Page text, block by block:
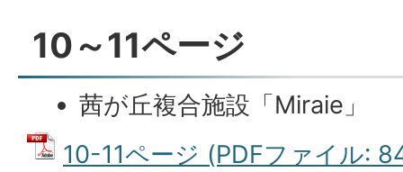
10～11ページ
茜が丘複合施設「Miraie」
10-11ページ (PDFファイル: